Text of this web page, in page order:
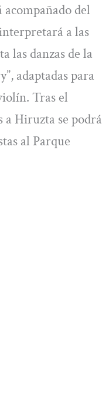
del
a las
las danzas de la
adaptadas para
Tras el
a Hiruzta se podrá
al Parque